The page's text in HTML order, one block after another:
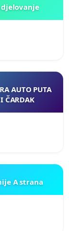
djelovanje
ČARDAK
A strana